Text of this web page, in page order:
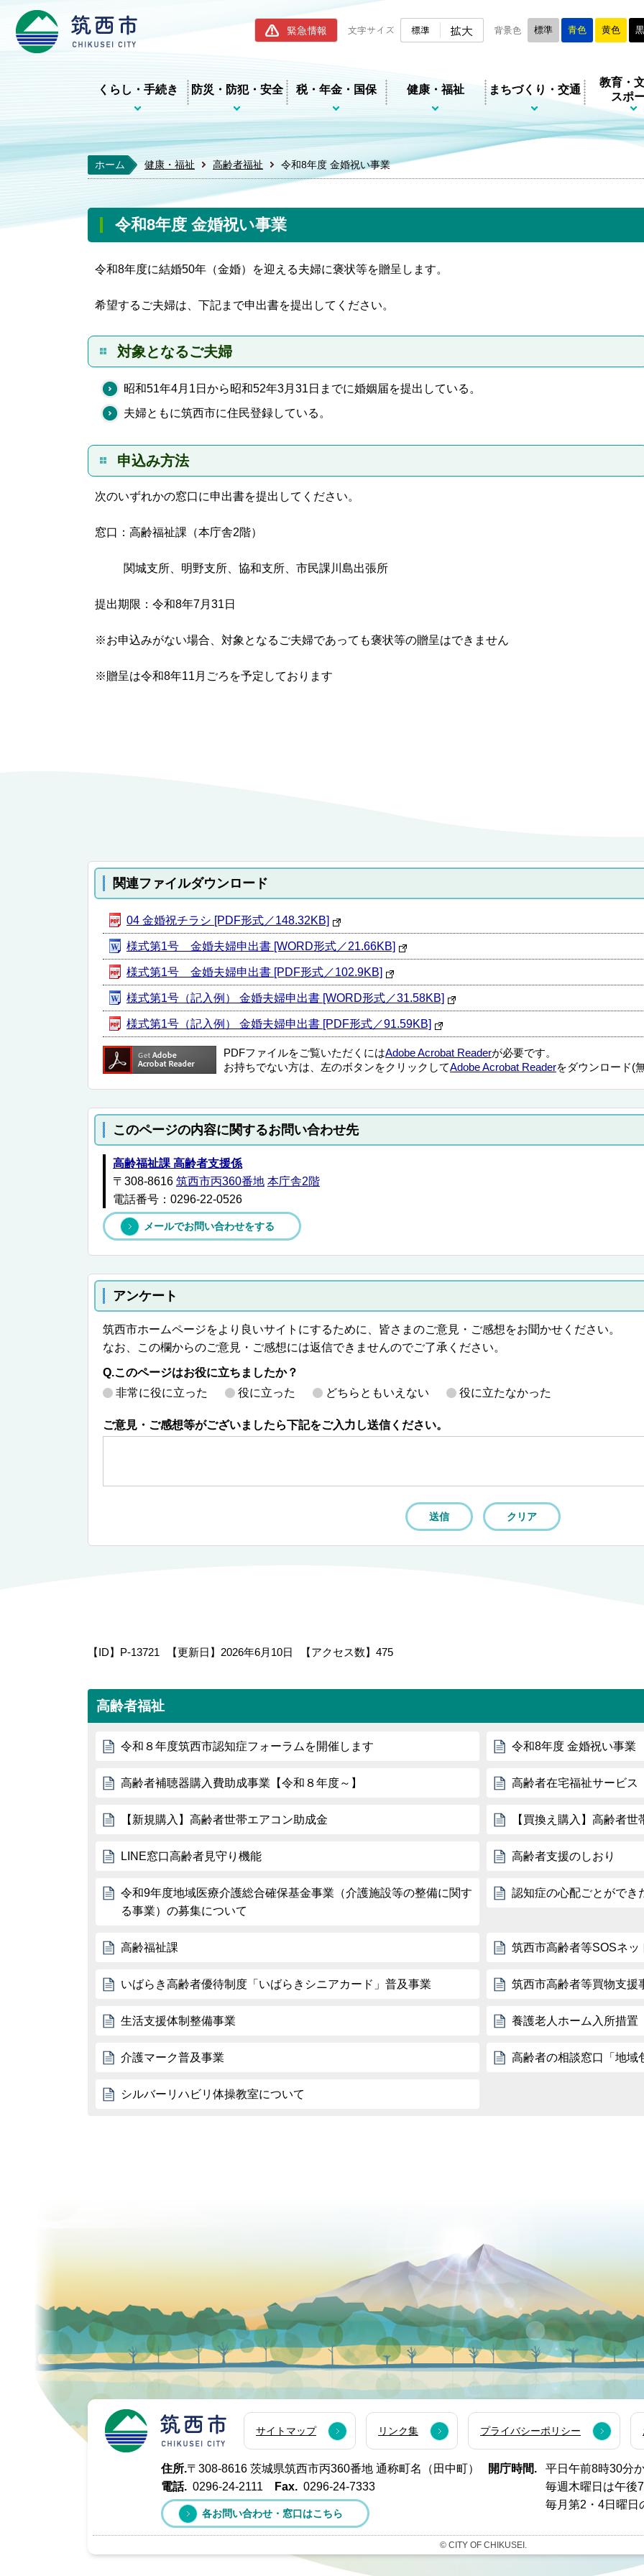
筑西市ホームページ
緊急情報 文字サイズ 標準 拡大 背景色 標準 青色 黄色
くらし・手続き 防災・防犯・安全 税・年金・国保 健康・福祉 まちづくり・交通
教育・
スポ
ホーム 健康・福祉 高齢者福祉 令和8年度 金婚祝い事業
令和8年度 金婚祝い事業
令和8年度に結婚50年（金婚）を迎える夫婦に褒状等を贈呈します。
希望するご夫婦は、下記まで申出書を提出してください。
対象となるご夫婦
昭和51年4月1日から昭和52年3月31日までに婚姻届を提出している。
夫婦ともに筑西市に住民登録している。
申込み方法
次のいずれかの窓口に申出書を提出してください。
窓口：高齢福祉課（本庁舎2階）
関城支所、明野支所、協和支所、市民課川島出張所
提出期限：令和8年7月31日
※お申込みがない場合、対象となるご夫婦であっても褒状等の贈呈はできません
※贈呈は令和8年11月ごろを予定しております
関連ファイルダウンロード
04 金婚祝チラシ [PDF形式／148.32KB]
様式第1号 金婚夫婦申出書 [WORD形式／21.66KB]
様式第1号 金婚夫婦申出書 [PDF形式／102.9KB]
様式第1号（記入例） 金婚夫婦申出書 [WORD形式／31.58KB]
様式第1号（記入例） 金婚夫婦申出書 [PDF形式／91.59KB]
PDFファイルをご覧いただくにはAdobe Acrobat Readerが必要です。
お持ちでない方は、左のボタンをクリックしてAdobe Acrobat Readerをダウンロード(
このページの内容に関するお問い合わせ先
高齢福祉課 高齢者支援係
〒308-8616 筑西市丙360番地 本庁舎2階
電話番号：0296-22-0526
メールでお問い合わせをする
アンケート
筑西市ホームページをより良いサイトにするために、皆さまのご意見・ご感想をお聞かせください。
なお、この欄からのご意見・ご感想には返信できませんのでご了承ください。
Q.このページはお役に立ちましたか？
非常に役に立った
役に立った どちらともいえない 役に立たなかった
ご意見・ご感想等がございましたら下記をご入力し送信ください。
【ID】 P-13721 【更新日】 2026年6月10日 【アクセス数】 475
高齢者福祉
令和８年度筑西市認知症フォーラムを開催します 令和8年度 金婚祝い事業
高齢者補聴器購入費助成事業【令和８年度～】 高齢者在宅福祉サービス
【新規購入】高齢者世帯エアコン助成金 【買換え購入】高齢者
LINE窓口高齢者見守り機能 高齢者支援のしおり
令和9年度地域医療介護総合確保基金事業（介護施設等の整備に関す
る事業）の募集について
認知症の心配ごとができ
高齢福祉課 筑西市高齢者等SOSネッ
いばらき高齢者優待制度「いばらきシニアカード」普及事業 筑西市高齢者等買物支援
生活支援体制整備事業 養護老人ホーム入所措置
介護マーク普及事業 高齢者の相談窓口「地域
シルバーリハビリ体操教室について
サイトマップ リンク集 プライバシーポリシー
住所.〒308-8616 茨城県筑西市丙360番地 通称町名（田中町）
電話. 0296-24-2111 Fax. 0296-24-7333
各お問い合わせ・窓口はこちら
開庁時間.
平日午前8時30分
毎週木曜日は午後
毎月第2・4日曜日
© CITY OF CHIKUSEI.